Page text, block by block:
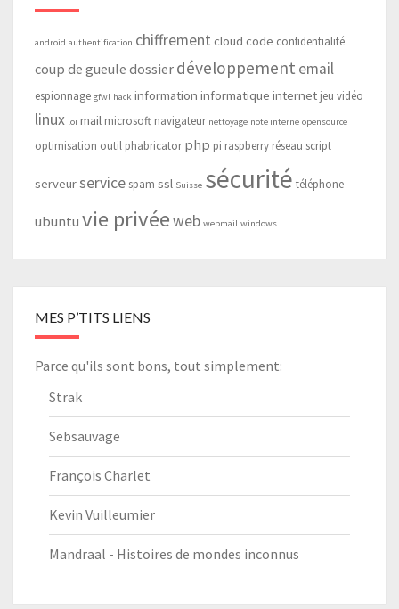
android authentification chiffrement cloud code confidentialité
coup de gueule dossier développement email
espionnage gfwl hack information informatique internet jeu vidéo
linux loi mail microsoft navigateur nettoyage note interne opensource
optimisation outil phabricator php pi raspberry réseau script
serveurservice spam ssl Suisse sécurité téléphone
ubuntu vie privéeweb webmail windows
MES P’TITS LIENS
Parce qu'ils sont bons, tout simplement:
Strak
Sebsauvage
François Charlet
Kevin Vuilleumier
Mandraal - Histoires de mondes inconnus